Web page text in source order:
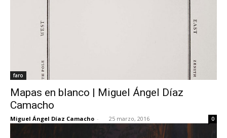
faro
Mapas en blanco | Miguel Ángel Díaz
Camacho
Miguel Ángel Díaz Camacho - 25 marzo, 2016 0